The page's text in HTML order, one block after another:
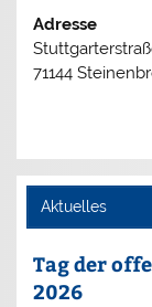
Adresse
71144
Aktuelles
Tag der
2026